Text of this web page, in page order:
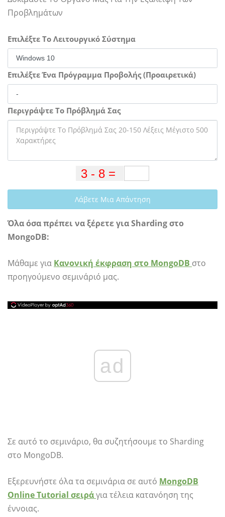
Προβλημάτων
Επιλέξτε Το Λειτουργικό Σύστημα
Επιλέξτε Ένα Πρόγραμμα Προβολής (Προαιρετικά)
Περιγράψτε Το Πρόβλημά Σας
Λάβετε Μια Απάντηση
Όλα όσα πρέπει να ξέρετε για Sharding στο
MongoDB:
Μάθαμε για Κανονική έκφραση στο MongoDB στο
προηγούμενο σεμινάριό μας.
ad
Σε αυτό το σεμινάριο, θα συζητήσουμε το Sharding
στο MongoDB.
Εξερευνήστε όλα τα σεμινάρια σε αυτό MongoDB
Online Tutorial σειράγια τέλεια κατανόηση της
έννοιας.